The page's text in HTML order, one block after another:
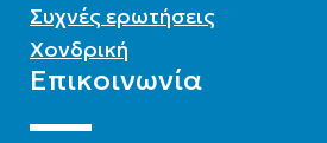
Συχνές ερωτήσεις
Χονδρική
Επικοινωνία